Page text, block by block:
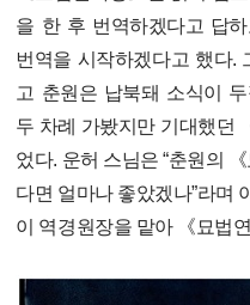
을 한 후 번역하겠다고 답
번역을 시작하겠다고 했다.
고 춘원은 납북돼 소식이
두 차례 가봤지만 기대했던
었다. 운허 스님은 “춘원의
다면 얼마나 좋았겠나”라며
이 역경원장을 맡아 《묘법